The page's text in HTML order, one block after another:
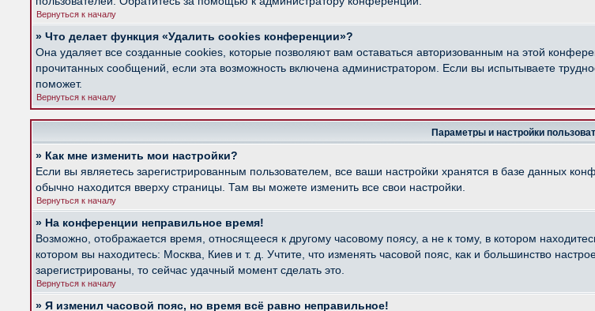
Вернуться к началу
» Что делает функция «Удалить cookies конференции»?
Она удаляет все созданные cookies, которые позволяют вам оставаться авторизованным на этой
прочитанных сообщений, если эта возможность включена администратором. Если вы испытываете
поможет.
Вернуться к началу
Параметры и настройки
» Как мне изменить мои настройки?
Если вы являетесь зарегистрированным пользователем, все ваши настройки хранятся в базе данных
обычно находится вверху страницы. Там вы можете изменить все свои настройки.
Вернуться к началу
» На конференции неправильное время!
Возможно, отображается время, относящееся к другому часовому поясу, а не к тому, в котором
котором вы находитесь: Москва, Киев и т. д. Учтите, что изменять часовой пояс, как и большинство
зарегистрированы, то сейчас удачный момент сделать это.
Вернуться к началу
» Я изменил часовой пояс, но время всё равно неправильное!